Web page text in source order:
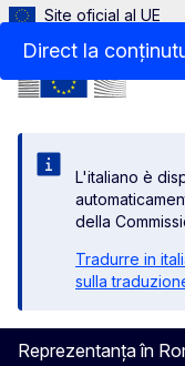
Direct la
Site oficial al UE
L'italiano è
della
Tradurre in
sulla
Reprezentanța în
Menu